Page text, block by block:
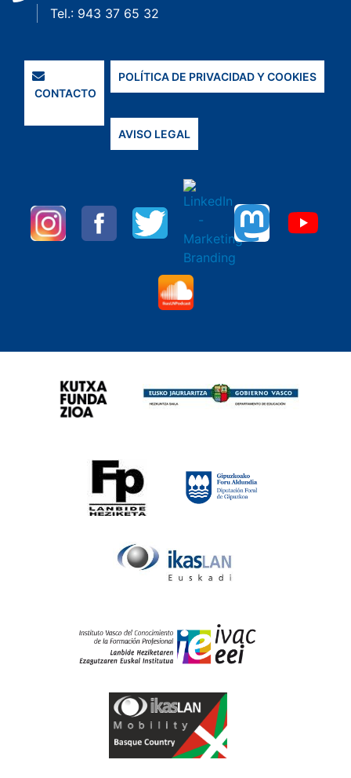
Tel.: 943 37 65 32
CONTACTO
POLÍTICA DE PRIVACIDAD Y COOKIES
AVISO LEGAL